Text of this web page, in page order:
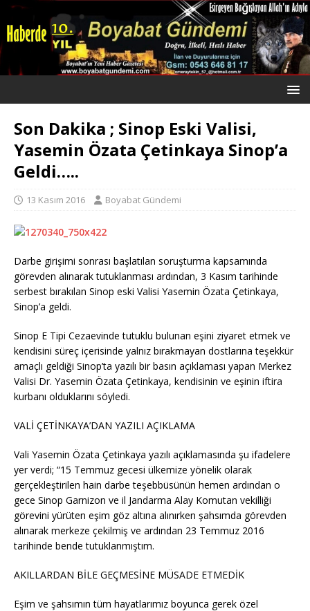
Son Dakika ; Sinop Eski Valisi,
Yasemin Özata Çetinkaya Sinop’a
Geldi…..
13 Kasım 2016 Boyabat Gündemi
Darbe girişimi sonrası başlatılan soruşturma kapsamında
görevden alınarak tutuklanması ardından, 3 Kasım tarihinde
serbest bırakılan Sinop eski Valisi Yasemin Özata Çetinkaya,
Sinop’a geldi.
Sinop E Tipi Cezaevinde tutuklu bulunan eşini ziyaret etmek ve
kendisini süreç içerisinde yalnız bırakmayan dostlarına teşekkür
amaçlı geldiği Sinop’ta yazılı bir basın açıklaması yapan Merkez
Valisi Dr. Yasemin Özata Çetinkaya, kendisinin ve eşinin iftira
kurbanı olduklarını söyledi.
VALİ ÇETİNKAYA’DAN YAZILI AÇIKLAMA
Vali Yasemin Özata Çetinkaya yazılı açıklamasında şu ifadelere
yer verdi; “15 Temmuz gecesi ülkemize yönelik olarak
gerçekleştirilen hain darbe teşebbüsünün hemen ardından o
gece Sinop Garnizon ve il Jandarma Alay Komutan vekilliği
görevini yürüten eşim göz altına alınırken şahsımda görevden
alınarak merkeze çekilmiş ve ardından 23 Temmuz 2016
tarihinde bende tutuklanmıştım.
AKILLARDAN BİLE GEÇMESİNE MÜSADE ETMEDİK
Eşim ve şahsımın tüm hayatlarımız boyunca gerek özel